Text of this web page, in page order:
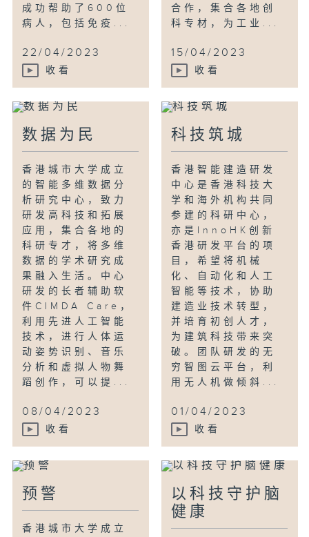
成功帮助了600位
病人，包括免疫...
22/04/2023
收看
合作，集合各地创
科专材，为工业...
15/04/2023
收看
数据为民
香港城市大学成立
的智能多维数据分
析研究中心，致力
研发高科技和拓展
应用，集合各地的
科研专才，将多维
数据的学术研究成
果融入生活。中心
研发的长者辅助软
件CIMDA Care，
利用先进人工智能
技术，进行人体运
动姿势识别、音乐
分析和虚拟人物舞
蹈创作，可以提...
08/04/2023
收看
科技筑城
香港智能建造研发
中心是香港科技大
学和海外机构共同
参建的科研中心，
亦是InnoHK创新
香港研发平台的项
目，希望将机械
化、自动化和人工
智能等技术，协助
建造业技术转型，
并培育初创人才，
为建筑科技带来突
破。团队研发的无
穷智图云平台，利
用无人机做倾斜...
01/04/2023
收看
预警
香港城市⼤学成立
以科技守护脑
健康